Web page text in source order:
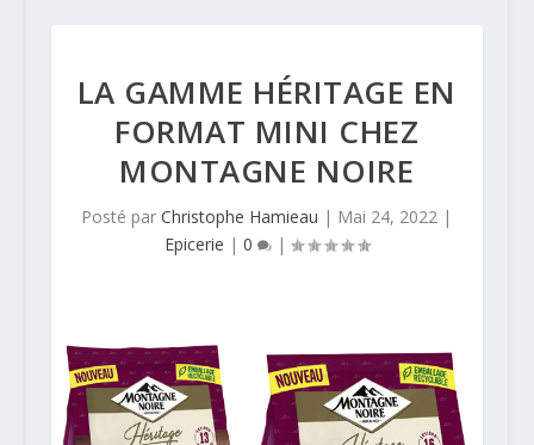
LA GAMME HÉRITAGE EN
FORMAT MINI CHEZ
MONTAGNE NOIRE
Posté parChristophe Hamieau | Mai 24, 2022 |
Epicerie | 0 |